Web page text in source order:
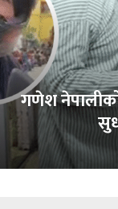
गणेश